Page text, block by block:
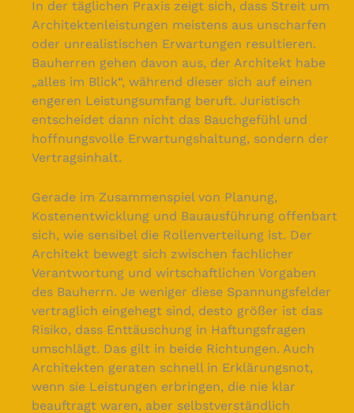
In der täglichen Praxis zeigt sich, dass Streit um
Architektenleistungen meistens aus unscharfen
oder unrealistischen Erwartungen resultieren.
Bauherren gehen davon aus, der Architekt habe
„alles im Blick“, während dieser sich auf einen
engeren Leistungsumfang beruft. Juristisch
entscheidet dann nicht das Bauchgefühl und
hoffnungsvolle Erwartungshaltung, sondern der
Vertragsinhalt.
Gerade im Zusammenspiel von Planung,
Kostenentwicklung und Bauausführung offenbart
sich, wie sensibel die Rollenverteilung ist. Der
Architekt bewegt sich zwischen fachlicher
Verantwortung und wirtschaftlichen Vorgaben
des Bauherrn. Je weniger diese Spannungsfelder
vertraglich eingehegt sind, desto größer ist das
Risiko, dass Enttäuschung in Haftungsfragen
umschlägt. Das gilt in beide Richtungen. Auch
Architekten geraten schnell in Erklärungsnot,
wenn sie Leistungen erbringen, die nie klar
beauftragt waren, aber selbstverständlich